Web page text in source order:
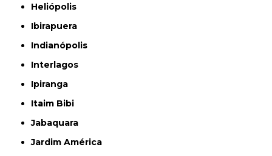
Heliópolis
Ibirapuera
Indianópolis
Interlagos
Ipiranga
Itaim Bibi
Jabaquara
Jardim América